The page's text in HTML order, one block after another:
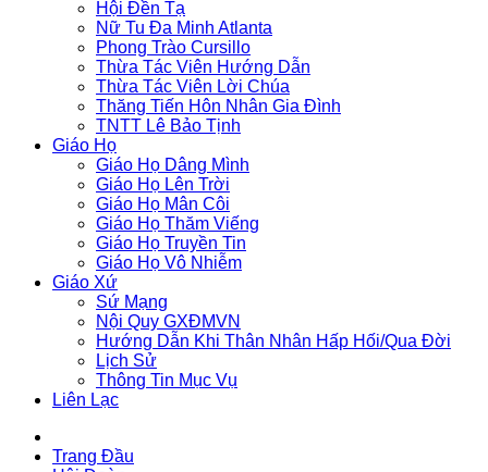
Hội Đền Tạ
Nữ Tu Đa Minh Atlanta
Phong Trào Cursillo
Thừa Tác Viên Hướng Dẫn
Thừa Tác Viên Lời Chúa
Thăng Tiến Hôn Nhân Gia Đình
TNTT Lê Bảo Tịnh
Giáo Họ
Giáo Họ Dâng Mình
Giáo Họ Lên Trời
Giáo Họ Mân Côi
Giáo Họ Thăm Viếng
Giáo Họ Truyền Tin
Giáo Họ Vô Nhiễm
Giáo Xứ
Sứ Mạng
Nội Quy GXĐMVN
Hướng Dẫn Khi Thân Nhân Hấp Hối/Qua Đời
Lịch Sử
Thông Tin Mục Vụ
Liên Lạc
Trang Đầu